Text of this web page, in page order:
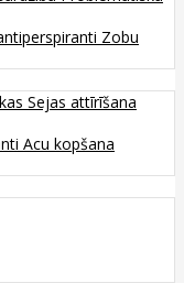
Zobu
Sejas attīrīšana
Acu kopšana